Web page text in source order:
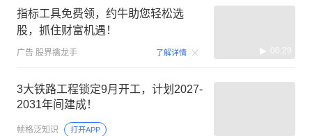
指标工具免费领，约牛助您轻松选
股，抓住财富机遇！
广告 股界擒龙手 了解详情 00:29
3大铁路工程锁定9月开工，计划2027-
2031年间建成！
帧格泛知识 打开APP